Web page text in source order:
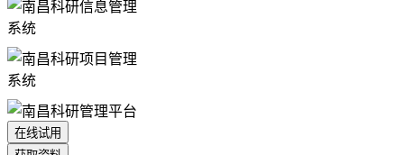
在线试用